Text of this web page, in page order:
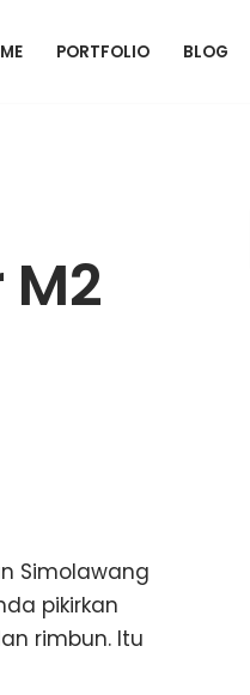
PORTFOLIO BLOG
Simolawang
pikirkan
rimbun. Itu